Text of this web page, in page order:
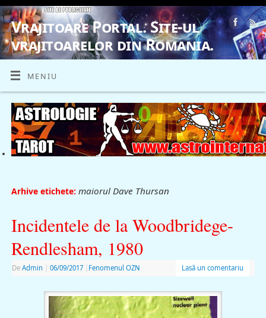
Vrajitoare Portal. Site-ul
vrajitoarelor din Romania.
VRAJITOARE, VRAJITOARELE, VRAJITOARE
MENIU
Arhive etichete: maiorul Dave Thursan
Incidentele de la Woodbridege-
Rendlesham, 1980
De Admin 06/09/2017 Fenomenul OZN Lasă un comentariu